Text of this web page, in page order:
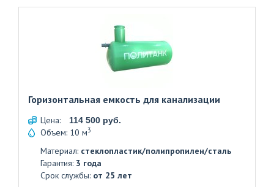
Горизонтальная емкость для канализации
Цена: 114 500 руб.
Объем: 10 м3
Материал: стеклопластик/полипропилен/сталь
Гарантия: 3 года
Срок службы: от 25 лет